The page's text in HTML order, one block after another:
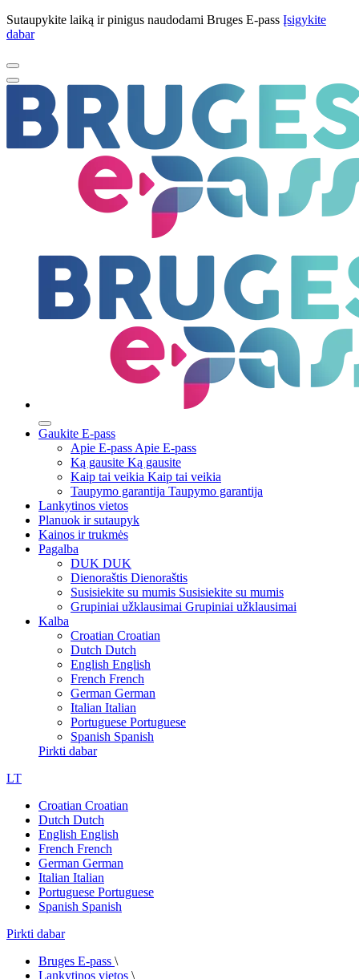
Sutaupykite laiką ir pinigus naudodami Bruges E-pass Įsigykite
dabar
Gaukite E-pass
Apie E-pass Apie E-pass
Ką gausite Ką gausite
Kaip tai veikia Kaip tai veikia
Taupymo garantija Taupymo garantija
Lankytinos vietos
Planuok ir sutaupyk
Kainos ir trukmės
Pagalba
DUK DUK
Dienoraštis Dienoraštis
Susisiekite su mumis Susisiekite su mumis
Grupiniai užklausimai Grupiniai užklausimai
Kalba
Croatian Croatian
Dutch Dutch
English English
French French
German German
Italian Italian
Portuguese Portuguese
Spanish Spanish
Pirkti dabar
LT
Croatian Croatian
Dutch Dutch
English English
French French
German German
Italian Italian
Portuguese Portuguese
Spanish Spanish
Pirkti dabar
Bruges E-pass \
Lankytinos vietos \